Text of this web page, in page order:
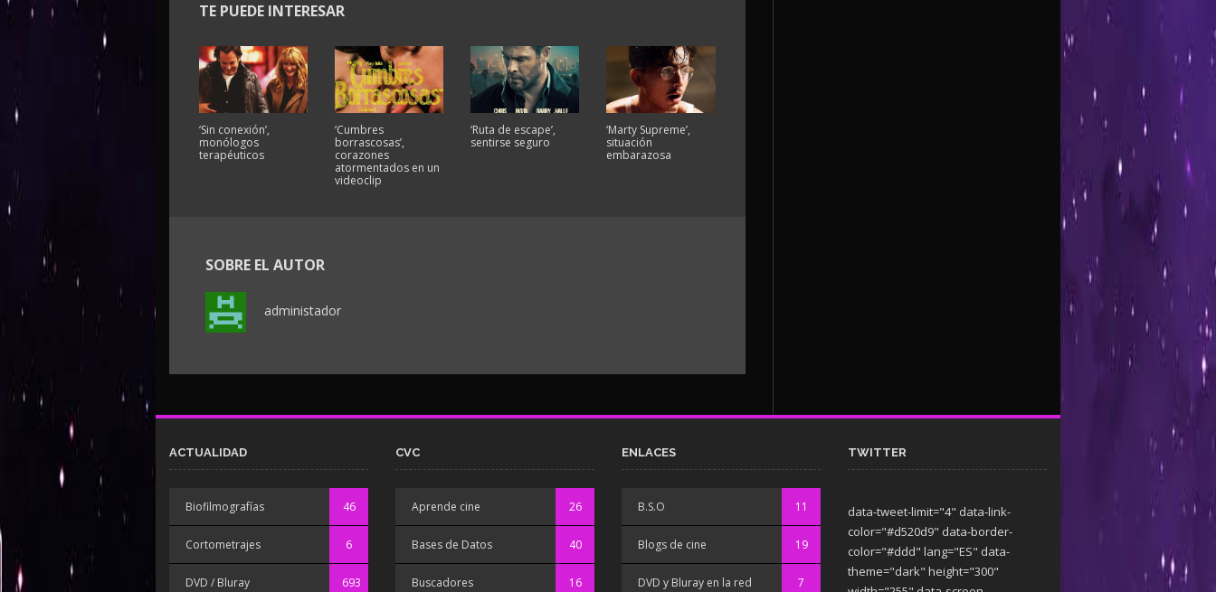
TE PUEDE INTERESAR
‘Sin conexión’,
monólogos
terapéuticos
‘Cumbres
borrascosas’,
corazones
atormentados en un
videoclip
‘Ruta de escape’,
sentirse seguro
‘Marty Supreme’,
situación
embarazosa
SOBRE EL AUTOR
administador
ACTUALIDAD
Biofilmografías 46
Cortometrajes 6
DVD / Bluray 693
CVC
Aprende cine 26
Bases de Datos 40
Buscadores 16
ENLACES
B.S.O 11
Blogs de cine 19
DVD y Bluray en la red 7
TWITTER
data-tweet-limit="4" data-link-
color="#d520d9" data-border-
color="#ddd" lang="ES" data-
theme="dark" height="300"